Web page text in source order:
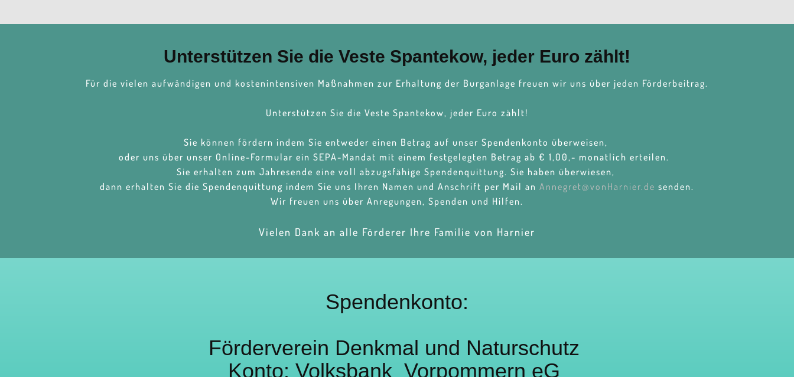
Unterstützen Sie die Veste Spantekow, jeder Euro zählt!
Für die vielen aufwändigen und kostenintensiven Maßnahmen zur Erhaltung der Burganlage freuen wir uns über jeden Förderbeitrag.
Unterstützen Sie die Veste Spantekow, jeder Euro zählt!
Sie können fördern indem Sie entweder einen Betrag auf unser Spendenkonto überweisen,
oder uns über unser Online-Formular ein SEPA-Mandat mit einem festgelegten Betrag ab € 1,00,- monatlich erteilen.
Sie erhalten zum Jahresende eine voll abzugsfähige Spendenquittung. Sie haben überwiesen,
dann erhalten Sie die Spendenquittung indem Sie uns Ihren Namen und Anschrift per Mail an Annegret@vonHarnier.de senden.
Wir freuen uns über Anregungen, Spenden und Hilfen.
Vielen Dank an alle Förderer Ihre Familie von Harnier
Spendenkonto:
Förderverein Denkmal und Naturschutz
Konto: Volksbank Vorpommern eG